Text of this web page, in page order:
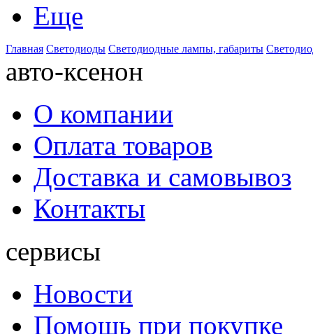
Еще
Главная Светодиоды Светодиодные лампы, габариты
авто-ксенон
О компании
Оплата товаров
Доставка и самовывоз
Контакты
сервисы
Новости
Помощь при покупке